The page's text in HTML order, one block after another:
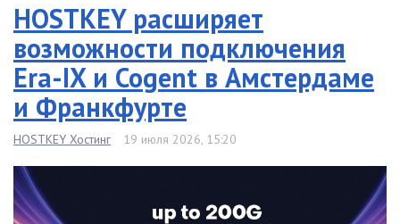
HOSTKEY расширяет
возможности подключения
Era-IX и Cogent в Амстердаме
и Франкфурте
HOSTKEY Хостинг 19 июля 2026, 15:20